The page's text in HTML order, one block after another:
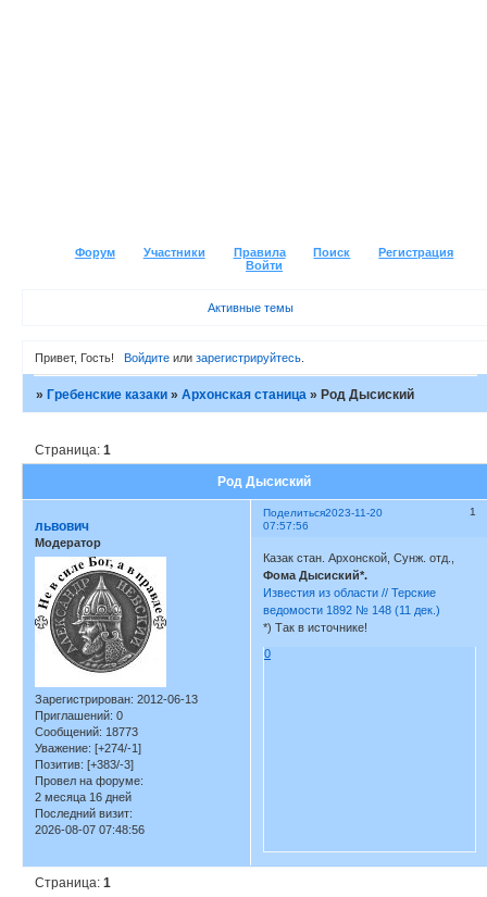
Форум Участники Правила Поиск
Регистрация
Войти
Активные темы
Привет, Гость! Войдитеили зарегистрируйтесь.
»Гребенские казаки »Архонская станица »Род Дысиский
Род Дысиский
Страница:1
Поделиться 1
2023-11-20
07:57:56
львович
Модератор
Зарегистрирован: 2012-06-13
Приглашений: 0
Сообщений: 18773
Уважение: [+274/-1]
Позитив: [+383/-3]
Провел на форуме:
2 месяца 16 дней
Последний визит:
2026-08-07 07:48:56
Казак стан. Архонской, Сунж. отд.,
Фома Дысиский*.
Известия из области // Терские
ведомости 1892 № 148 (11 дек.)
*) Так в источнике!
0
Страница:1